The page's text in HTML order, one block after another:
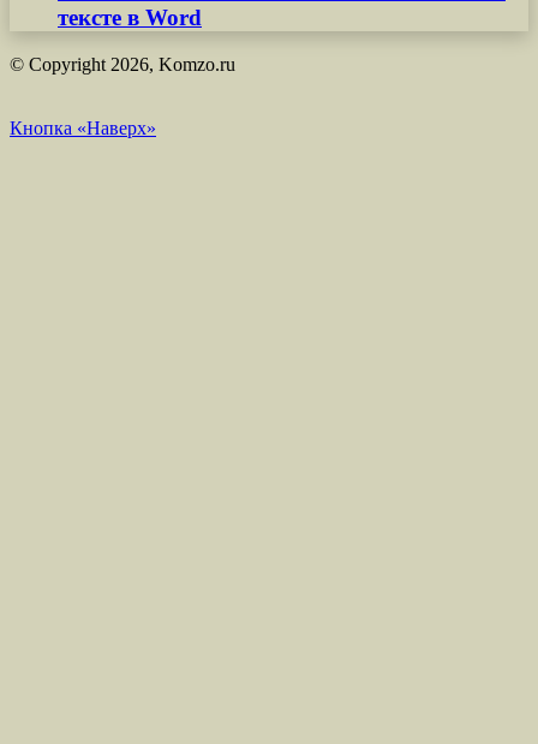
тексте в Word
© Copyright 2026, Komzo.ru
Кнопка «Наверх»